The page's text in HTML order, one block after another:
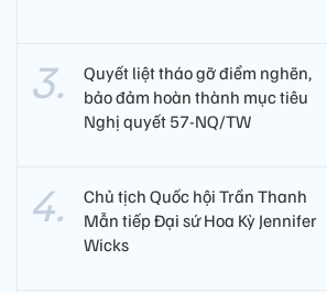
Quyết liệt tháo gỡ điểm nghẽn,
bảo đảm hoàn thành mục tiêu
Nghị quyết 57-NQ/TW
Chủ tịch Quốc hội Trần Thanh
Mẫn tiếp Đại sứ Hoa Kỳ Jennifer
Wicks